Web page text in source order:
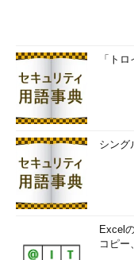
「ト
シング
Excel
コピー